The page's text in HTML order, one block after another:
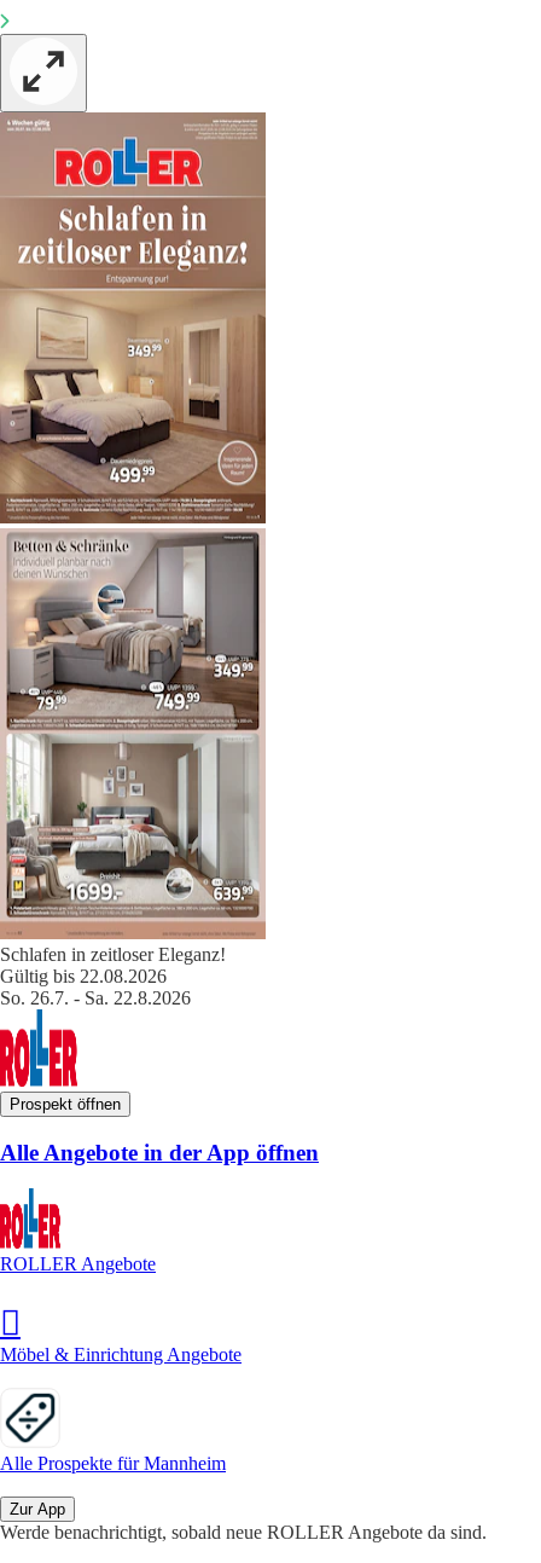
Schlafen in zeitloser Eleganz!
Gültig bis 22.08.2026
So. 26.7. - Sa. 22.8.2026
Prospekt öffnen
Alle Angebote in der App öffnen
ROLLER Angebote
Möbel & Einrichtung Angebote
Alle Prospekte für Mannheim
Zur App
Werde benachrichtigt, sobald neue ROLLER Angebote da sind.